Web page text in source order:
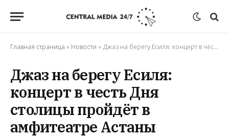
Главная страница » Новости » Джаз на берегу Есиля: концерт в честь Дня столицы пройдёт в амфитеатре Астаны
Джаз на берегу Есиля:
концерт в честь Дня
столицы пройдёт в
амфитеатре Астаны